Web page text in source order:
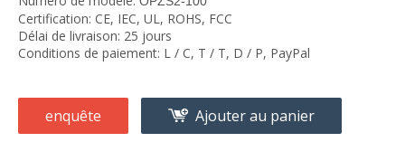
Certification: CE, IEC, UL, ROHS, FCC
Délai de livraison: 25 jours
Conditions de paiement: L / C, T / T, D / P, PayPal
enquête Ajouter au panier